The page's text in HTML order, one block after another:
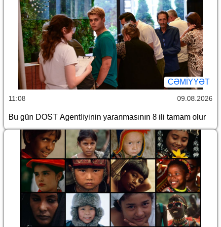
CƏMİYYƏT
11:08 09.08.2026
Bu gün DOST Agentliyinin yaranmasının 8 ili tamam olur